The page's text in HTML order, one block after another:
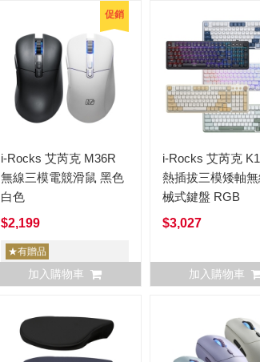
促銷
i-Rocks 艾芮克 M36R
無線三模電競滑鼠 黑色
白色
$2,199
★有贈品
加入購物車
i-Rocks 艾芮克
熱插拔三模矮軸
械式鍵盤 RGB
$3,027
加入購物車